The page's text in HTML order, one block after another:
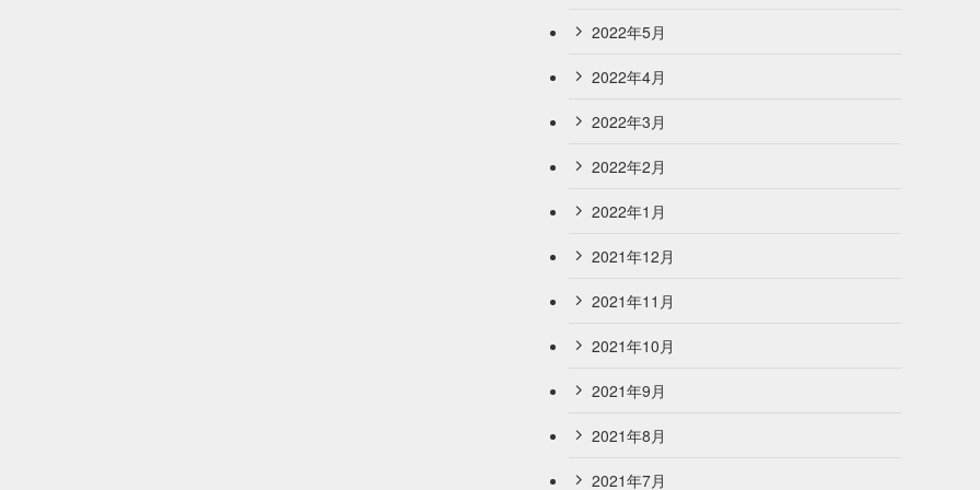
2022年5月
2022年4月
2022年3月
2022年2月
2022年1月
2021年12月
2021年11月
2021年10月
2021年9月
2021年8月
2021年7月